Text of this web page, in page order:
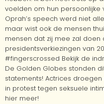
voelden om hun persoonlijke
Oprah’s speech werd niet
maar wist ook de mensen
mensen dat zij mee zal doen
presidentsverkiezingen van
#fingerscrossed Bekijk de
De Golden Globes stonden
statements! Actrices
in protest tegen seksuele
hier meer!